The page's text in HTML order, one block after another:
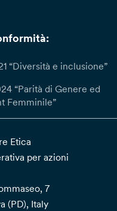
“Diversità e inclusione”
“Parità di Genere ed
Femminile”
Etica
per azioni
7
(PD), Italy